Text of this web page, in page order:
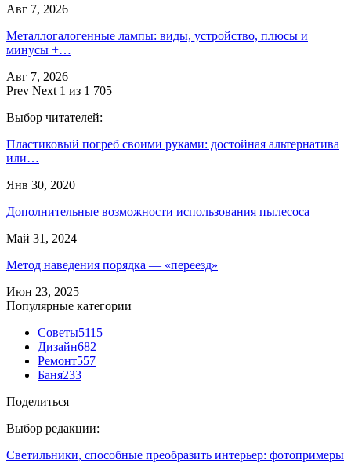
Авг 7, 2026
Металлогалогенные лампы: виды, устройство, плюсы и
минусы +…
Авг 7, 2026
Prev Next 1 из 1 705
Выбор читателей:
Пластиковый погреб своими руками: достойная альтернатива
или…
Янв 30, 2020
Дополнительные возможности использования пылесоса
Май 31, 2024
Метод наведения порядка — «переезд»
Июн 23, 2025
Популярные категории
Советы5115
Дизайн682
Ремонт557
Баня233
Поделиться
Выбор редакции:
Светильники, способные преобразить интерьер: фотопримеры